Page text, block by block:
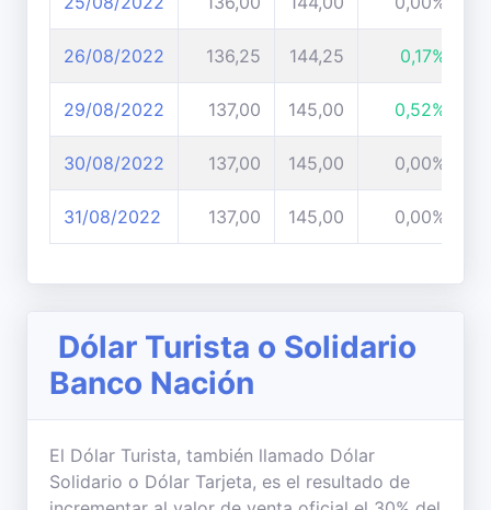
26/08/2022 136,25 144,25 0,17%
29/08/2022 137,00 145,00 0,52%
30/08/2022 137,00 145,00 0,00%
31/08/2022 137,00 145,00 0,00%
Dólar Turista o Solidario
Banco Nación
El Dólar Turista, también llamado Dólar
Solidario o Dólar Tarjeta, es el resultado de